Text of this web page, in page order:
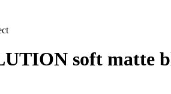
soft matte